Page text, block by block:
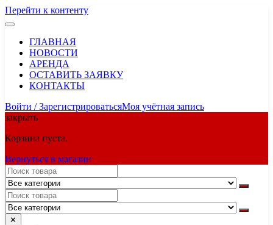
Перейти к контенту
ГЛАВНАЯ
НОВОСТИ
АРЕНДА
ОСТАВИТЬ ЗАЯВКУ
КОНТАКТЫ
Войти / ЗарегистрироватьсяМоя учётная запись
закрыть
Корзина пуста.
Вернуться в магазин
✕